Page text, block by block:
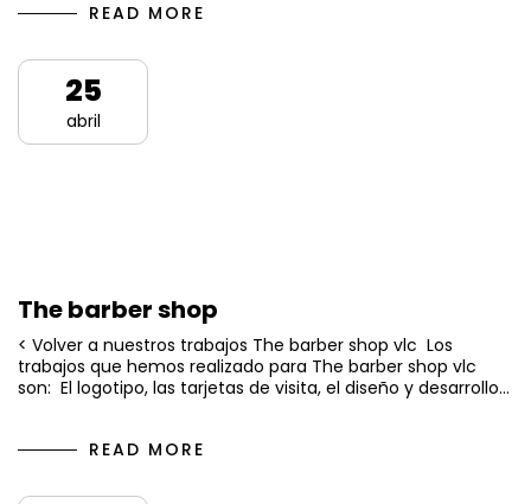
READ MORE
25
abril
The barber shop
< Volver a nuestros trabajos The barber shop vlc Los
trabajos que hemos realizado para The barber shop vlc
son: El logotipo, las tarjetas de visita, el diseño y desarrollo…
READ MORE